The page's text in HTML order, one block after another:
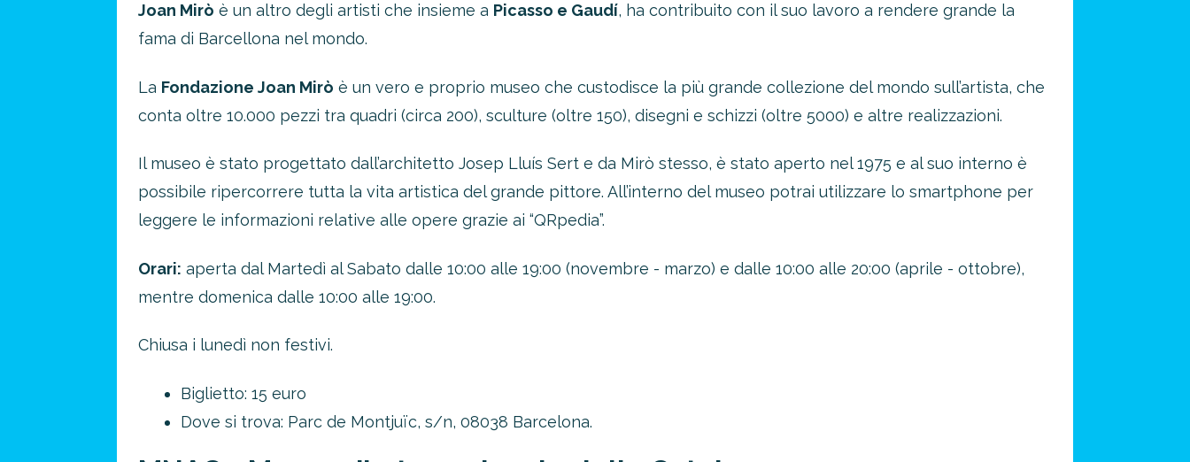
Joan Mirò è un altro degli artisti che insieme a Picasso e Gaudí, ha contribuito con il suo lavoro a rendere grande la
fama di Barcellona nel mondo.
La Fondazione Joan Mirò è un vero e proprio museo che custodisce la più grande collezione del mondo sull’artista, che
conta oltre 10.000 pezzi tra quadri (circa 200), sculture (oltre 150), disegni e schizzi (oltre 5000) e altre realizzazioni.
Il museo è stato progettato dall’architetto Josep Lluís Sert e da Mirò stesso, è stato aperto nel 1975 e al suo interno è
possibile ripercorrere tutta la vita artistica del grande pittore. All’interno del museo potrai utilizzare lo smartphone per
leggere le informazioni relative alle opere grazie ai “QRpedia”.
Orari: aperta dal Martedì al Sabato dalle 10:00 alle 19:00 (novembre - marzo) e dalle 10:00 alle 20:00 (aprile - ottobre),
mentre domenica dalle 10:00 alle 19:00.
Chiusa i lunedì non festivi.
Biglietto: 15 euro
Dove si trova: Parc de Montjuïc, s/n, 08038 Barcelona.